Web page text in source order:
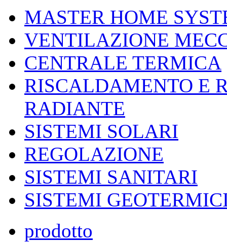
MASTER HOME
VENTILAZIONE
CENTRALE TERMICA
RISCALDAMENTO E
RADIANTE
SISTEMI SOLARI
REGOLAZIONE
SISTEMI SANITARI
SISTEMI
prodotto